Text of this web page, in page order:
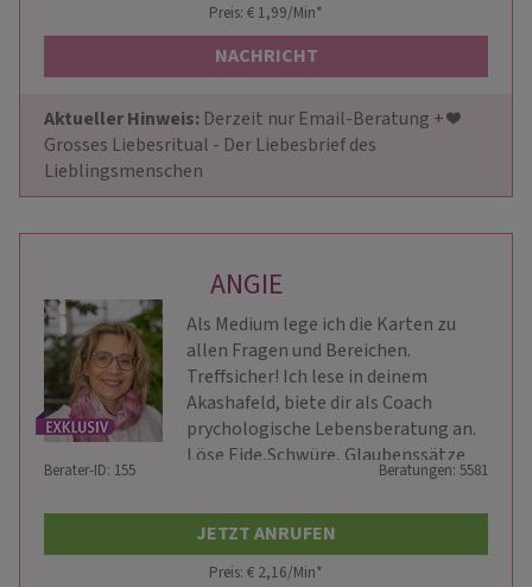
Preis: € 1,99/Min*
NACHRICHT
Aktueller Hinweis: Derzeit nur Email-Beratung + ❤️
Grosses Liebesritual - Der Liebesbrief des
Lieblingsmenschen
ANGIE
Als Medium lege ich die Karten zu
allen Fragen und Bereichen.
Treffsicher! Ich lese in deinem
Akashafeld, biete dir als Coach
prychologische Lebensberatung an.
Löse Eide,Schwüre, Glaubenssätze
Berater-ID: 155 Beratungen: 5581
JETZT ANRUFEN
Preis: € 2,16/Min*